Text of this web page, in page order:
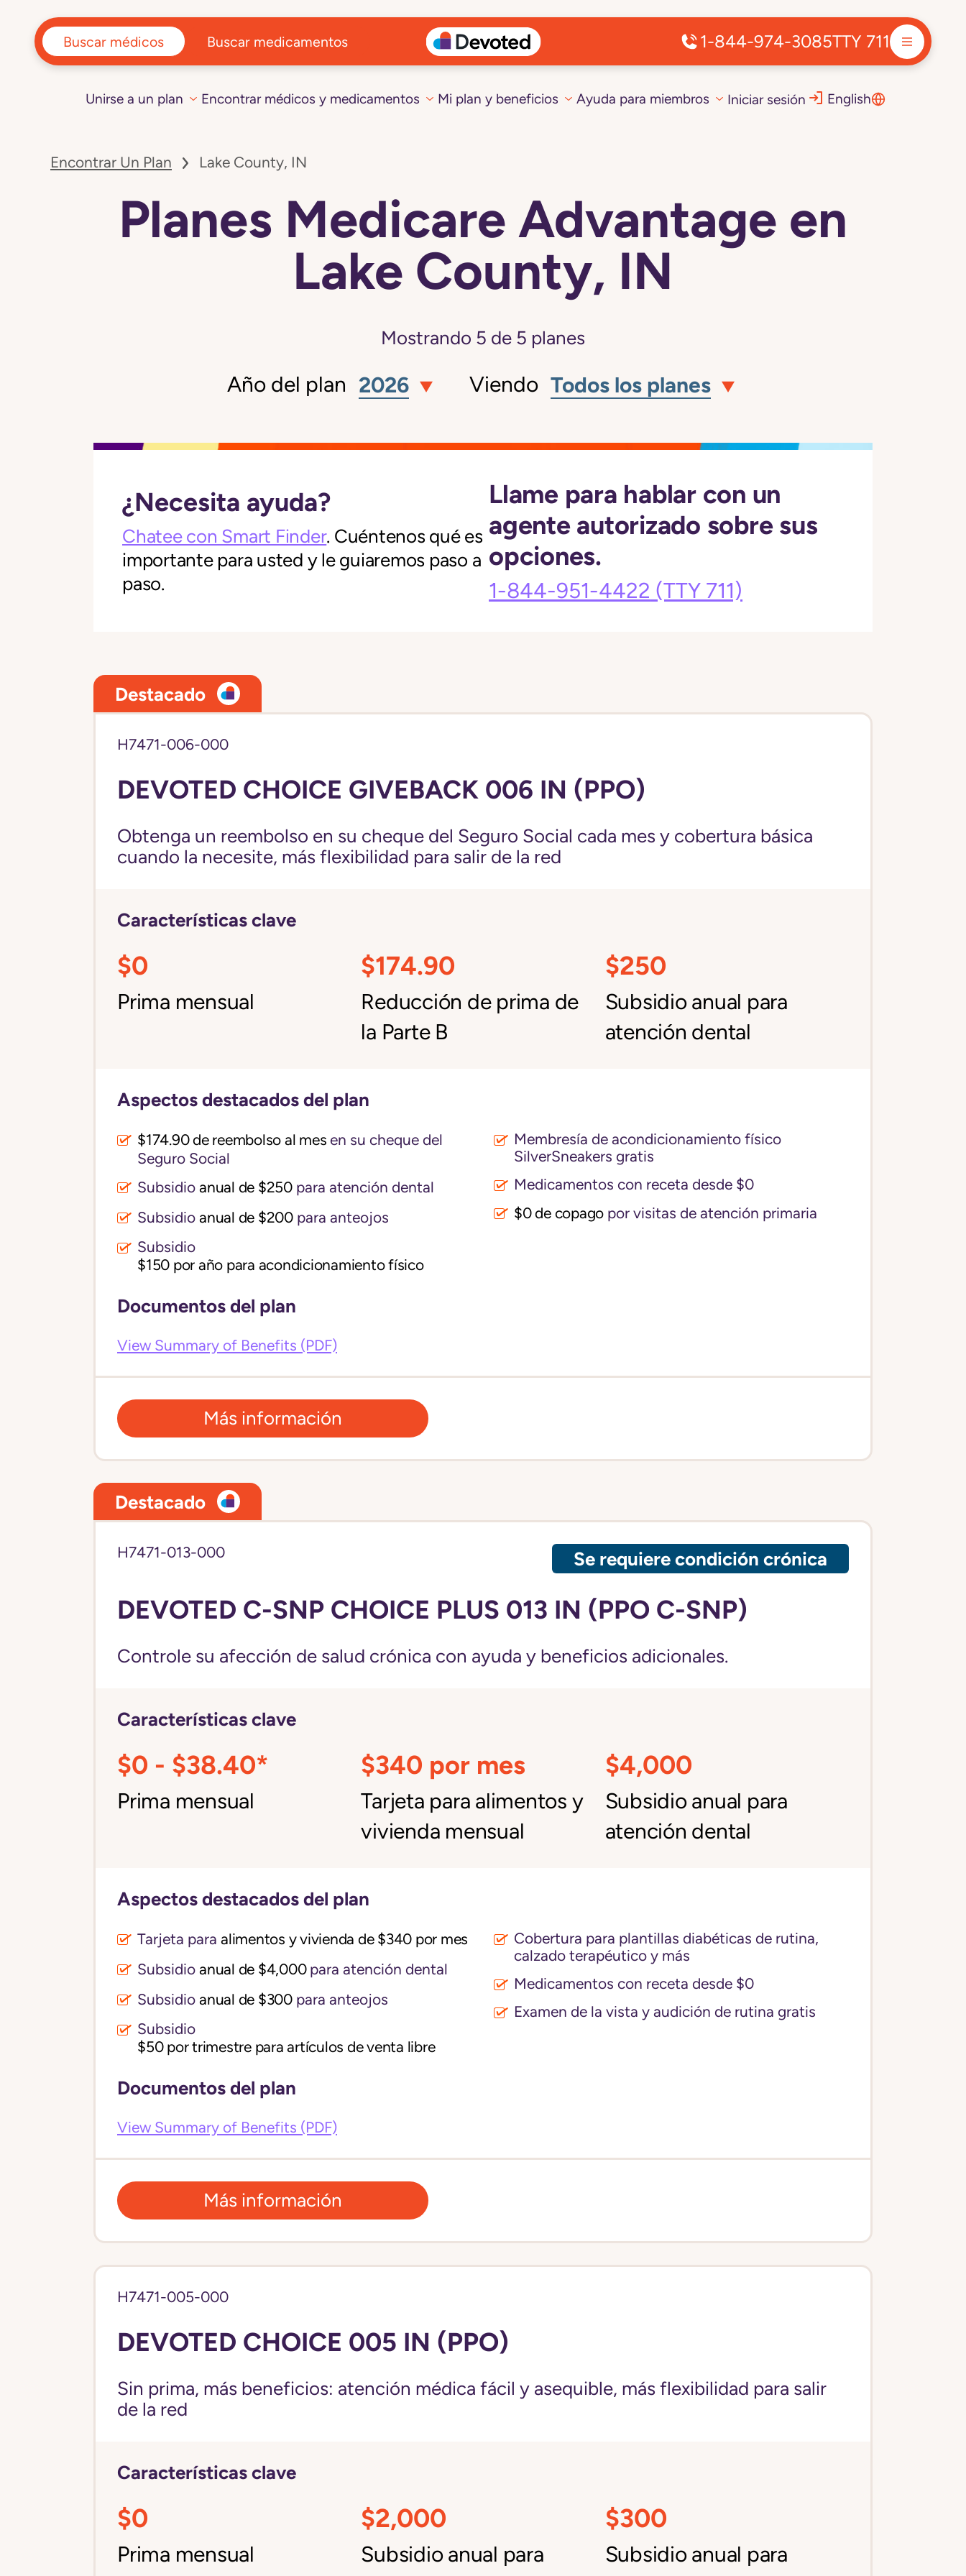
Buscar médicos Buscar medicamentos 1-844-974-3085TTY 711
Unirse a un plan Encontrar médicos y medicamentos Mi plan y beneficios Ayuda para miembros Iniciar sesión English
Encontrar Un Plan Lake County, IN
Planes Medicare Advantage en
Lake County, IN
Mostrando 5 de 5 planes
Año del plan 2026 Viendo Todos los planes
¿Necesita ayuda?
Chatee con Smart Finder. Cuéntenos qué es
importante para usted y le guiaremos paso a
paso.
Llame para hablar con un
agente autorizado sobre sus
opciones.
1-844-951-4422 (TTY 711)
Destacado
H7471-006-000
DEVOTED CHOICE GIVEBACK 006 IN (PPO)
Obtenga un reembolso en su cheque del Seguro Social cada mes y cobertura básica
cuando la necesite, más flexibilidad para salir de la red
Características clave
$0
Prima mensual
$174.90
Reducción de prima de
la Parte B
$250
Subsidio anual para
atención dental
Aspectos destacados del plan
$174.90 de reembolso al mes en su cheque del
Seguro Social
Subsidio anual de $250para atención dental
Subsidio anual de $200para anteojos
Subsidio
$150 por año para acondicionamiento físico
Membresía de acondicionamiento físico
SilverSneakers gratis
Medicamentos con receta desde $0
$0 de copago por visitas de atención primaria
Documentos del plan
View Summary of Benefits (PDF)
Más información
Destacado
H7471-013-000 Se requiere condición crónica
DEVOTED C-SNP CHOICE PLUS 013 IN (PPO C-SNP)
Controle su afección de salud crónica con ayuda y beneficios adicionales.
Características clave
$0 - $38.40*
Prima mensual
$340 por mes
Tarjeta para alimentos y
vivienda mensual
$4,000
Subsidio anual para
atención dental
Aspectos destacados del plan
Tarjeta para alimentos y vivienda de $340 por mes
Subsidio anual de $4,000para atención dental
Subsidio anual de $300para anteojos
Subsidio
$50 por trimestre para artículos de venta libre
Cobertura para plantillas diabéticas de rutina,
calzado terapéutico y más
Medicamentos con receta desde $0
Examen de la vista y audición de rutina gratis
Documentos del plan
View Summary of Benefits (PDF)
Más información
H7471-005-000
DEVOTED CHOICE 005 IN (PPO)
Sin prima, más beneficios: atención médica fácil y asequible, más flexibilidad para salir
de la red
Características clave
$0
Prima mensual
$2,000
Subsidio anual para
$300
Subsidio anual para